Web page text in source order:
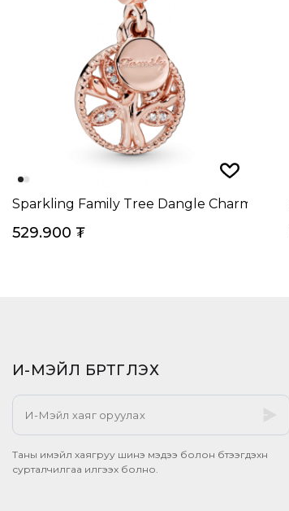
Sparkling Family Tree Dangle Charm
529.900 ₮
И-МЭЙЛ БҮРТГҮҮЛЭХ​
Таны имэйл хаягруу шинэ мэдээ болон бүтээгдэхүүн
сурталчилгаа илгээх болно.